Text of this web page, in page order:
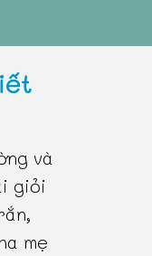
và
giỏi
mẹ